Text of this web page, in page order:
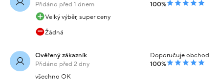
Přidáno před 1 dnem
100%
Velký výběr, super ceny
Žádná
Ověřený zákazník
Přidáno před 2 dny
Doporučuje obchod
100%
všechno OK